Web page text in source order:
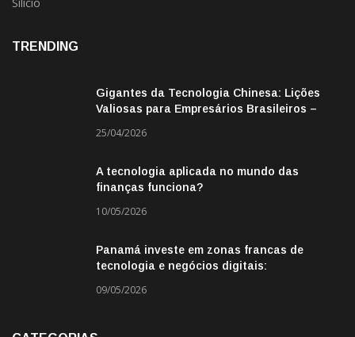
Valiosas para Empresários Brasileiros –
Missão de Negócios China
25/04/2026
finanças funciona?
10/05/2026
tecnologia e negócios digitais:
oportunidade para empresas BR
09/05/2026